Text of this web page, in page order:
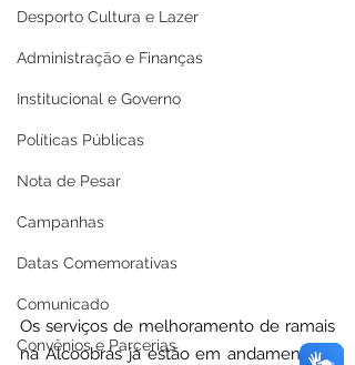
Desporto Cultura e Lazer
Administração e Finanças
Institucional e Governo
Políticas Públicas
Nota de Pesar
Campanhas
Datas Comemorativas
Comunicado
Convênios e Parcerias
Os serviços de melhoramento de ramais
na Alcoobrás já estão em andamento, a